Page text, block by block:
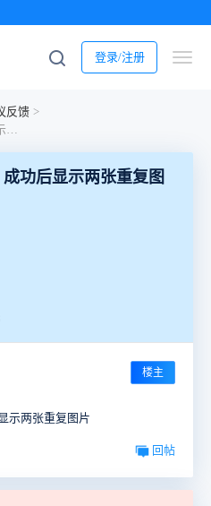
登录/注册
反馈 >
上传是提交一张图片，成功后显示两张重复图片
功后显示两张重复图
楼主
示两张重复图片
回帖